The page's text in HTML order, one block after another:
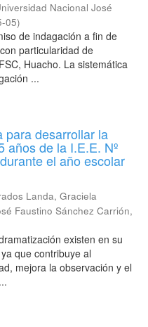
Nacional José
05)
de indagación a fin de
particularidad de
Huacho. La sistemática
...
para desarrollar la
años de la I.E.E. Nº
el año escolar
Landa, Graciela
Faustino Sánchez Carrión,
existen en su
que contribuye al
mejora la observación y el